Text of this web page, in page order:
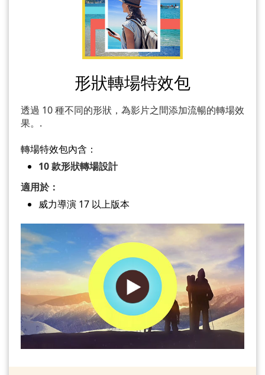
形狀轉場特效包
透過 10 種不同的形狀，為影片之間添加流暢的轉場效
果。.
轉場特效包內含：
10 款形狀轉場設計
適用於：
威力導演 17 以上版本